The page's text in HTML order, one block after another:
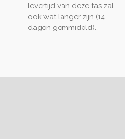
levertijd van deze tas zal
ook wat langer zijn (14
dagen gemmideld).